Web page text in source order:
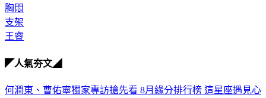
胸悶
支架
王睿
◤人氣夯文◢
何潤東、曹佑寧獨家專訪搶先看 8月緣分排行榜 這星座遇見心